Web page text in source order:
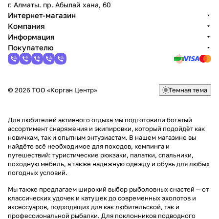
г. Алматы. пр. Абылай хана, 60
Интернет-магазин
Компания
Информация
Покупателю
© 2026 ТОО «Корган Центр» Темная тема
Для любителей активного отдыха мы подготовили богатый
ассортимент снаряжения и экипировки, который подойдёт как
новичкам, так и опытным энтузиастам. В нашем магазине вы
найдёте всё необходимое для походов, кемпинга и
путешествий: туристические рюкзаки, палатки, спальники,
походную мебель, а также надежную одежду и обувь для любых
погодных условий.
Мы также предлагаем широкий выбор рыболовных снастей — от
классических удочек и катушек до современных эхолотов и
аксессуаров, подходящих для как любительской, так и
профессиональной рыбалки. Для поклонников подводного